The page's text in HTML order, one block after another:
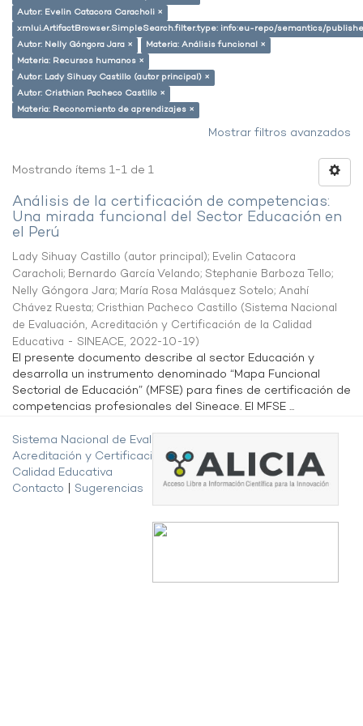
Autor: Evelin Catacora Caracholi ×
xmlui.ArtifactBrowser.SimpleSearch.filter.type: info:eu-repo/semantics/
Autor: Nelly Góngora Jara ×
Materia: Análisis funcional ×
Materia: Recursos humanos ×
Autor: Lady Sihuay Castillo (autor principal) ×
Autor: Cristhian Pacheco Castillo ×
Materia: Reconomiento de aprendizajes ×
Mostrar filtros avanzados
Mostrando ítems 1-1 de 1
Análisis de la certificación de competencias:
Una mirada funcional del Sector Educación en
el Perú
Lady Sihuay Castillo (autor principal); Evelin Catacora
Caracholi; Bernardo García Velando; Stephanie Barboza Tello;
Nelly Góngora Jara; María Rosa Malásquez Sotelo; Anahí
Chávez Ruesta; Cristhian Pacheco Castillo (Sistema Nacional
de Evaluación, Acreditación y Certificación de la Calidad
Educativa - SINEACE, 2022-10-19)
El presente documento describe al sector Educación y
desarrolla un instrumento denominado “Mapa Funcional
Sectorial de Educación” (MFSE) para fines de certificación de
competencias profesionales del Sineace. El MFSE ...
Sistema Nacional de Evaluación,
Acreditación y Certificación de la
Calidad Educativa
Contacto
Sugerencias